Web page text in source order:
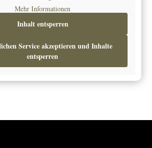
Mehr Informationen
Inhalt entsperren
Service akzeptieren und Inhalte
entsperren